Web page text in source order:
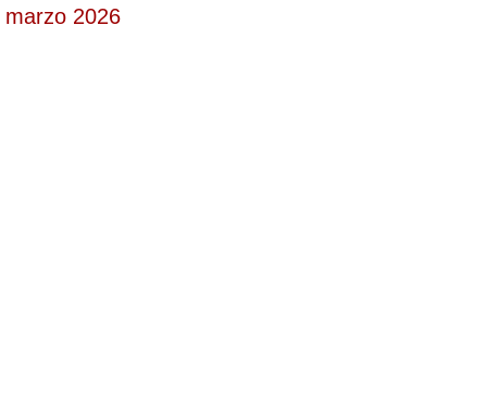
marzo 2026